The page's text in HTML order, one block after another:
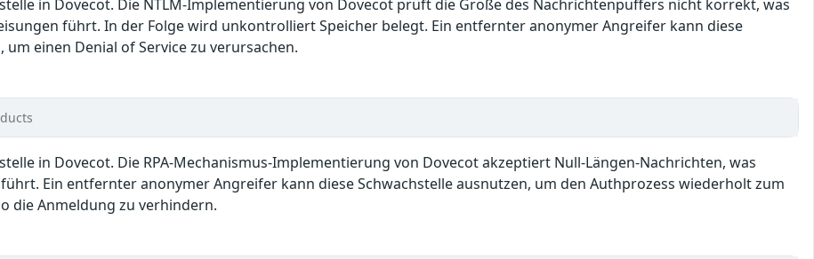
in Dovecot. Die NTLM-Implementierung von Dovecot prüft die Größe des Nachrichtenpuffers nicht korrekt, was
führt. In der Folge wird unkontrolliert Speicher belegt. Ein entfernter anonymer Angreifer kann diese
um einen Denial of Service zu verursachen.
in Dovecot. Die RPA-Mechanismus-Implementierung von Dovecot akzeptiert Null-Längen-Nachrichten, was
Ein entfernter anonymer Angreifer kann diese Schwachstelle ausnutzen, um den Authprozess wiederholt zum
die Anmeldung zu verhindern.